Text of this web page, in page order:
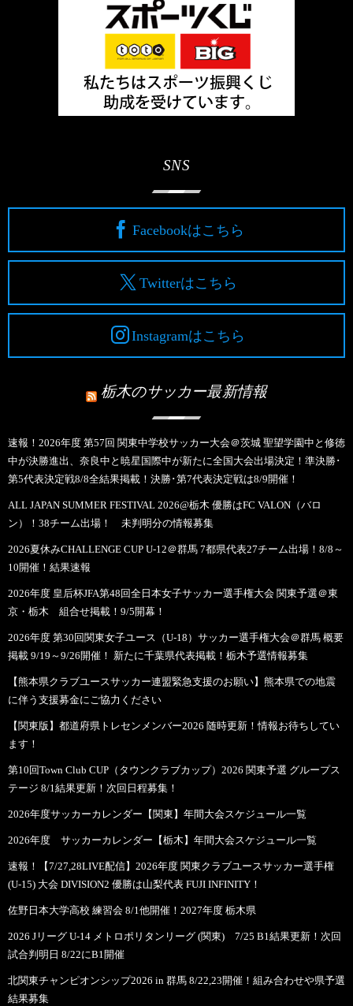
SNS
Facebookはこちら
Twitterはこちら
Instagramはこちら
栃木のサッカー最新情報
速報！2026年度 第57回 関東中学校サッカー大会＠茨城 聖望学園中と修徳
中が決勝進出、奈良中と暁星国際中が新たに全国大会出場決定！準決勝･
第5代表決定戦8/8全結果掲載！決勝･第7代表決定戦は8/9開催！
ALL JAPAN SUMMER FESTIVAL 2026@栃木 優勝はFC VALON（バロ
ン）！38チーム出場！ 未判明分の情報募集
2026夏休みCHALLENGE CUP U-12＠群馬 7都県代表27チーム出場！8/8～
10開催！結果速報
2026年度 皇后杯JFA第48回全日本女子サッカー選手権大会 関東予選＠東
京・栃木 組合せ掲載！9/5開幕！
2026年度 第30回関東女子ユース（U-18）サッカー選手権大会＠群馬 概要
掲載 9/19～9/26開催！ 新たに千葉県代表掲載！栃木予選情報募集
【熊本県クラブユースサッカー連盟緊急支援のお願い】熊本県での地震
に伴う支援募金にご協力ください
【関東版】都道府県トレセンメンバー2026 随時更新！情報お待ちしてい
ます！
第10回Town Club CUP（タウンクラブカップ）2026 関東予選 グループス
テージ 8/1結果更新！次回日程募集！
2026年度サッカーカレンダー【関東】年間大会スケジュール一覧
2026年度 サッカーカレンダー【栃木】年間大会スケジュール一覧
速報！【7/27,28LIVE配信】2026年度 関東クラブユースサッカー選手権
(U-15) 大会 DIVISION2 優勝は山梨代表 FUJI INFINITY！
佐野日本大学高校 練習会 8/1他開催！2027年度 栃木県
2026 Jリーグ U-14 メトロポリタンリーグ (関東) 7/25 B1結果更新！次回
試合判明日 8/22にB1開催
北関東チャンピオンシップ2026 in 群馬 8/22,23開催！組み合わせや県予選
結果募集